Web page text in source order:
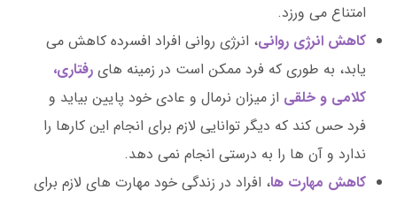
امتناع می ورزد.
کاهش انرژی روانی، انرژی روانی افراد افسرده کاهش می
یابد، به طوری که فرد ممکن است در زمینه های رفتاری،
کلامی و خلقی از میزان نرمال و عادی خود پایین بیاید و
فرد حس کند که دیگر توانایی لازم برای انجام این کارها را
ندارد و آن ها را به درستی انجام نمی دهد.
کاهش مهارت ها، افراد در زندگی خود مهارت های لازم برای